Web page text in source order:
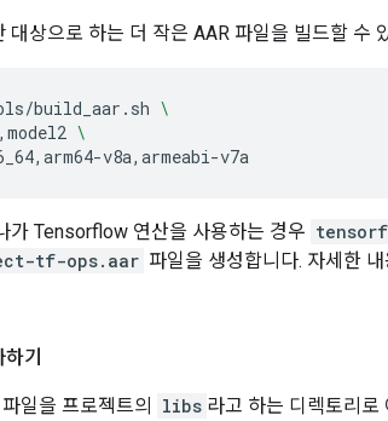
대상으로 하는 더 작은 AAR 파일을 빌드할 수
build_aar.sh \
\
가 Tensorflow 연산을 사용하는 경우
tf-ops.aar 파일을 생성합니다. 자세한
기
파일을 프로젝트의 libs 라고 하는 디렉토리로